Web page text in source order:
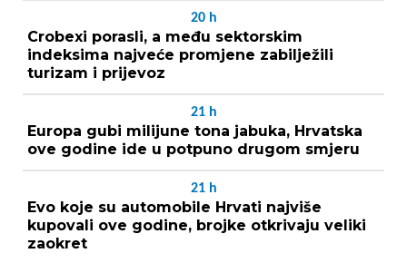
20 h
Crobexi porasli, a među sektorskim
indeksima najveće promjene zabilježili
turizam i prijevoz
21 h
Europa gubi milijune tona jabuka, Hrvatska
ove godine ide u potpuno drugom smjeru
21 h
Evo koje su automobile Hrvati najviše
kupovali ove godine, brojke otkrivaju veliki
zaokret